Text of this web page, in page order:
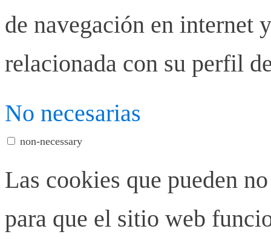
de navegación en internet
relacionada con su perfil
No necesarias
non-necessary
Las cookies que pueden
para que el sitio web